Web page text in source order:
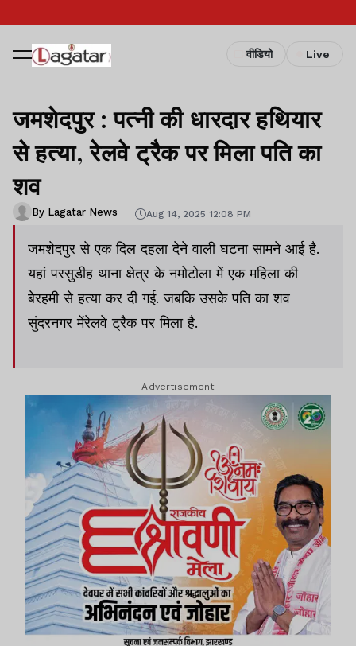
वीडियो Live
जमशेदपुर : पत्नी की धारदार हथियार
से हत्या, रेलवे ट्रैक पर मिला पति का
शव
By Lagatar News Aug 14, 2025 12:08 PM
जमशेदपुर से एक दिल दहला देने वाली घटना सामने आई है.
यहां परसुडीह थाना क्षेत्र के नमोटोला में एक महिला की
बेरहमी से हत्या कर दी गई. जबकि उसके पति का शव
सुंदरनगर मेंरेलवे ट्रैक पर मिला है.
Advertisement